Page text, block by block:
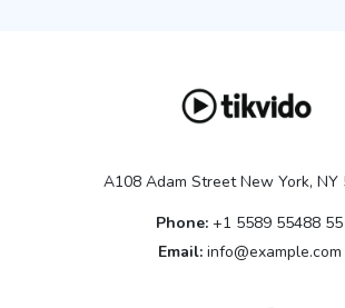
A108 Adam Street New York, NY
Phone: +1 5589 55488 55
Email: info@example.com